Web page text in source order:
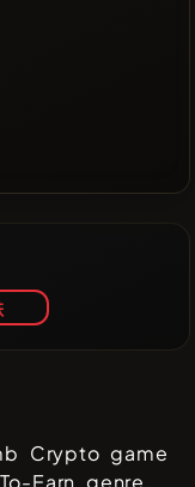
Crypto game
Earn genre,